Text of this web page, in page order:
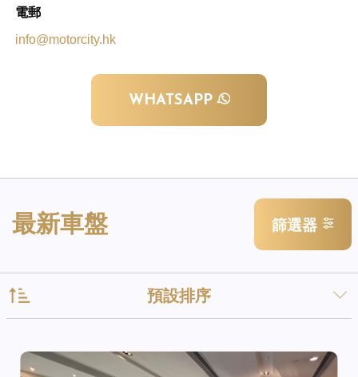
電郵
info@motorcity.hk
WHATSAPP
最新車盤 篩選器
預設排序